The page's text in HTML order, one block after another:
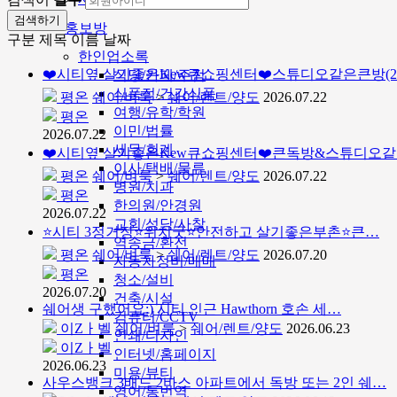
홍보방
한인업소록
식당/카페/주점
식품점/건강식품
여행/유학/학원
이민/법률
세무/회계
이사/택배/물류
병원/치과
한의원/안경원
교회/성당/사찰
역송금/환전
자동차정비/매매
청소/설비
건축/시설
컴퓨터/CCTV
인쇄/디자인
인터넷/홈페이지
미용/뷰티
영어/통번역
검색하기
구분 제목 이름 날짜
❤️시티옆 살기좋은Kew큐쇼핑센터❤️스튜디오같은큰방
평온 쉐어/벼룩>쉐어/렌트/양도 2026.07.22
평온
2026.07.22
❤️시티옆 살기좋은Kew큐쇼핑센터❤️큰독방&스튜디오
평온 쉐어/벼룩>쉐어/렌트/양도 2026.07.22
평온
2026.07.22
⭐️시티 3정거장⭐️위치굿⭐️안전하고 살기좋은부촌⭐️큰…
평온 쉐어/벼룩>쉐어/렌트/양도 2026.07.20
평온
2026.07.20
쉐어생 구했어요:) 시티 인근 Hawthorn 호손 세…
이Zㅏ벨 쉐어/벼룩>쉐어/렌트/양도 2026.06.23
이Zㅏ벨
2026.06.23
사우스뱅크 3배드 2바스 아파트에서 독방 또는 2인 쉐…